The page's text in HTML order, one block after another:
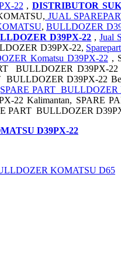
22 , DISTRIBUTOR
JUAL
, BULLDOZER
D39PX-22 ,Jual
D39PX-22,
Komatsu D39PX-22 ,
BULLDOZER D39PX-
BULLDOZER D39PX-22
SPARE PART BULLDOZER
22 Kalimantan, SPARE
PART BULLDOZER
D39PX-22
KOMATSU D65